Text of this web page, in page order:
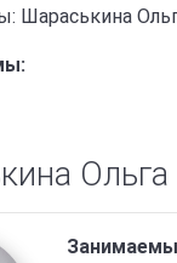
Шараськина
Ольга